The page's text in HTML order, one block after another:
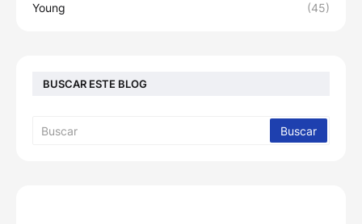
Young (45)
BUSCAR ESTE BLOG